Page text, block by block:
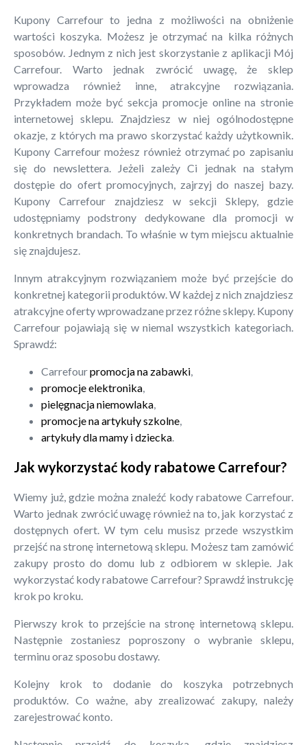
Kupony Carrefour to jedna z możliwości na obniżenie
wartości koszyka. Możesz je otrzymać na kilka różnych
sposobów. Jednym z nich jest skorzystanie z aplikacji Mój
Carrefour. Warto jednak zwrócić uwagę, że sklep
wprowadza również inne, atrakcyjne rozwiązania.
Przykładem może być sekcja promocje online na stronie
internetowej sklepu. Znajdziesz w niej ogólnodostępne
okazje, z których ma prawo skorzystać każdy użytkownik.
Kupony Carrefour możesz również otrzymać po zapisaniu
się do newslettera. Jeżeli zależy Ci jednak na stałym
dostępie do ofert promocyjnych, zajrzyj do naszej bazy.
Kupony Carrefour znajdziesz w sekcji Sklepy, gdzie
udostępniamy podstrony dedykowane dla promocji w
konkretnych brandach. To właśnie w tym miejscu aktualnie
się znajdujesz.
Innym atrakcyjnym rozwiązaniem może być przejście do
konkretnej kategorii produktów. W każdej z nich znajdziesz
atrakcyjne oferty wprowadzane przez różne sklepy. Kupony
Carrefour pojawiają się w niemal wszystkich kategoriach.
Sprawdź:
Carrefourpromocja na zabawki
promocje elektronika
pielęgnacja niemowlaka
promocje na artykuły szkolne
artykuły dla mamy i dziecka
Jak wykorzystać kody rabatowe Carrefour?
Wiemy już, gdzie można znaleźć kody rabatowe Carrefour.
Warto jednak zwrócić uwagę również na to, jak korzystać z
dostępnych ofert. W tym celu musisz przede wszystkim
przejść na stronę internetową sklepu. Możesz tam zamówić
zakupy prosto do domu lub z odbiorem w sklepie. Jak
wykorzystać kody rabatowe Carrefour? Sprawdź instrukcję
krok po kroku.
Pierwszy krok to przejście na stronę internetową sklepu.
Następnie zostaniesz poproszony o wybranie sklepu,
terminu oraz sposobu dostawy.
Kolejny krok to dodanie do koszyka potrzebnych
produktów. Co ważne, aby zrealizować zakupy, należy
zarejestrować konto.